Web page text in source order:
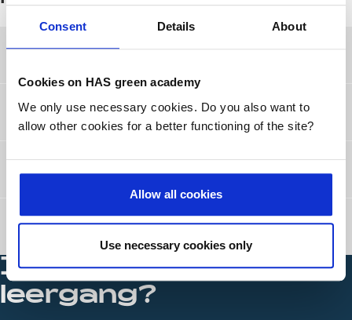
Consent Details About
Cookies on HAS green academy
We only use necessary cookies. Do you also want to
allow other cookies for a better functioning of the site?
Allow all cookies
Use necessary cookies only
Start- en cursusdata
Toelatingseisen
Prijsspecificatie
Interesse in deze
leergang?